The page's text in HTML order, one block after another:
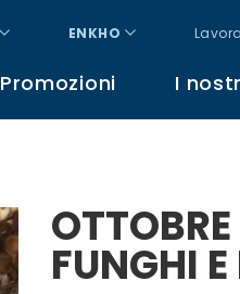
ENKHO
Promozioni I
FUNGHI E